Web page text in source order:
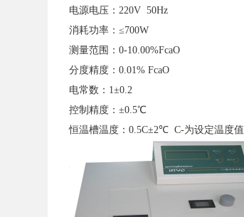
电源电压：220V 50Hz
消耗功率：≤700W
测量范围：0-10.00%FcaO
分度精度：0.01% FcaO
电常数：1±0.2
控制精度：±0.5℃
恒温槽温度：0.5C±2℃ C-为设定温度值